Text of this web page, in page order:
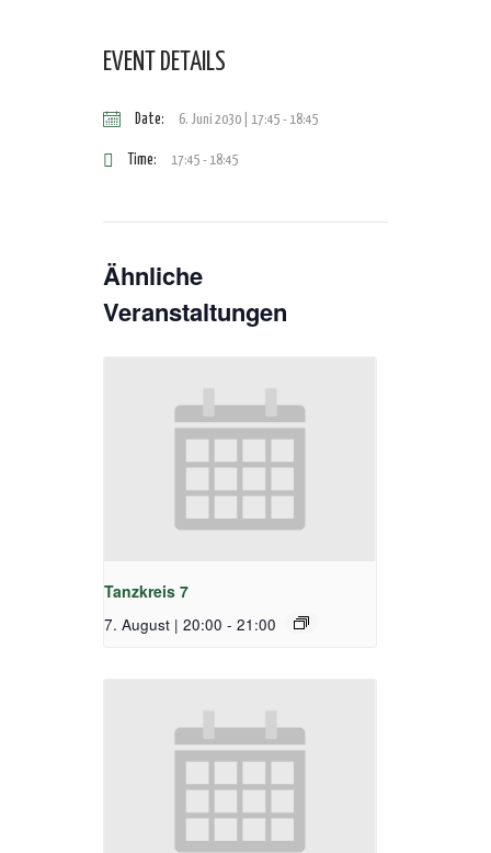
EVENT DETAILS
Date: 6. Juni 2030 | 17:45 -18:45
Time: 17:45 - 18:45
Ähnliche
Veranstaltungen
Tanzkreis 7
7. August | 20:00 - 21:00